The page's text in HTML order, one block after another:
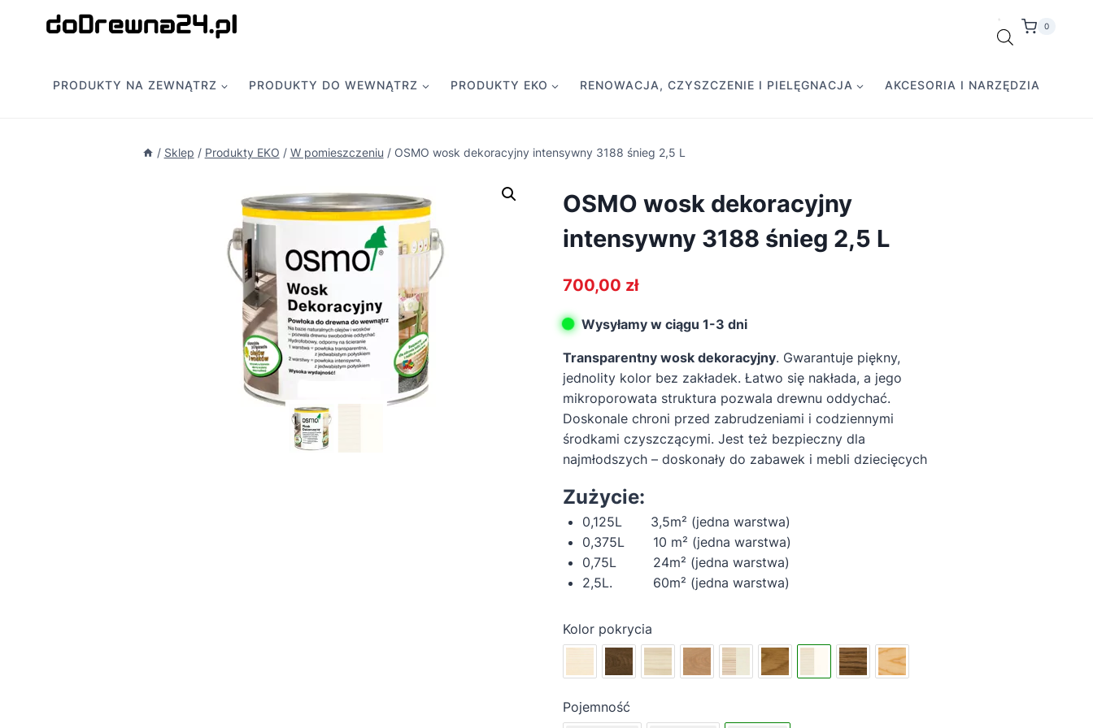
0
PRODUKTY NA ZEWNĄTRZ PRODUKTY DO WEWNĄTRZ PRODUKTY EKO RENOWACJA, CZYSZCZENIE I PIELĘGNACJA AKCESORIA I NARZĘDZIA
/ Sklep / Produkty EKO / W pomieszczeniu / OSMO wosk dekoracyjny intensywny 3188 śnieg 2,5 L
OSMO wosk dekoracyjny
intensywny 3188 śnieg 2,5 L
700,00 zł
Wysyłamy w ciągu 1-3 dni
Transparentny wosk dekoracyjny. Gwarantuje piękny,
jednolity kolor bez zakładek. Łatwo się nakłada, a jego
mikroporowata struktura pozwala drewnu oddychać.
Doskonale chroni przed zabrudzeniami i codziennymi
środkami czyszczącymi. Jest też bezpieczny dla
najmłodszych – doskonały do zabawek i mebli dziecięcych
Zużycie:
0,125L 3,5m² (jedna warstwa)
0,375L 10 m² (jedna warstwa)
0,75L 24m² (jedna warstwa)
2,5L. 60m² (jedna warstwa)
Kolor pokrycia
Pojemność